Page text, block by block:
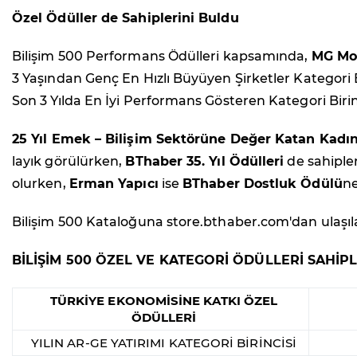
Özel Ödüller de Sahiplerini Buldu
Bilişim 500 Performans Ödülleri kapsamında, MG
3 Yaşından Genç En Hızlı Büyüyen Şirketler
Son 3 Yılda En İyi Performans Gösteren Kategori
25 Yıl Emek – Bilişim Sektörüne Değer Katan
layık görülürken, BThaber 35. Yıl Ödülleri de
olurken, Erman Yapıcı ise BThaber Dostluk Ödülü
Bilişim 500 Kataloğuna store.bthaber.com'dan
BİLİŞİM 500 ÖZEL VE KATEGORİ ÖDÜLLERİ
TÜRKİYE EKONOMİSİNE KATKI ÖZEL
ÖDÜLLERİ
YILIN AR-GE YATIRIMI KATEGORİ BİRİNCİSİ